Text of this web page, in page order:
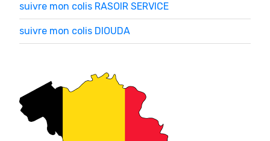
suivre mon colis RASOIR SERVICE
suivre mon colis DIOUDA